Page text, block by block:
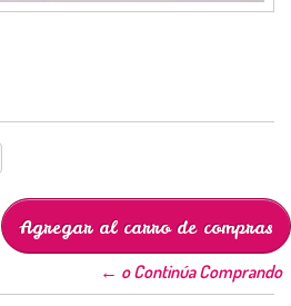
← o Continúa Comprando